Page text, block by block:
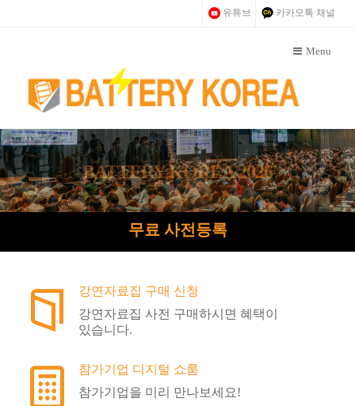
유튜브 카카오톡 채널
Menu
BATTERY KOREA 2026
무료 사전등록
강연자료집 구매 신청
강연자료집 사전 구매하시면 혜택이
있습니다.
참가기업 디지털 쇼룸
참가기업을 미리 만나보세요!